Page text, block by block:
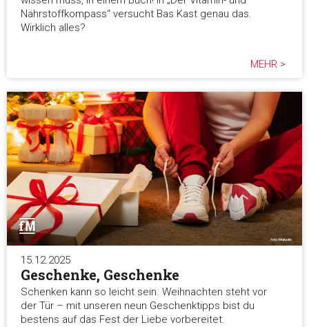
Nährstoffkompass“ versucht Bas Kast genau das.
Wirklich alles?
MEHR >
15.12.2025
Geschenke, Geschenke
Schenken kann so leicht sein. Weihnachten steht vor
der Tür – mit unseren neun Geschenktipps bist du
bestens auf das Fest der Liebe vorbereitet.